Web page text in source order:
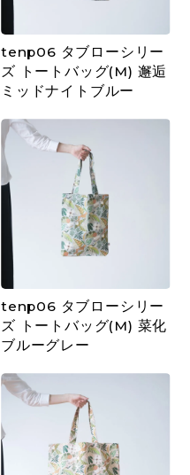
tenp06 タブローシリー
ズ トートバッグ(M) 邂逅
ミッドナイトブルー
tenp06 タブローシリー
ズ トートバッグ(M) 菜化
ブルーグレー